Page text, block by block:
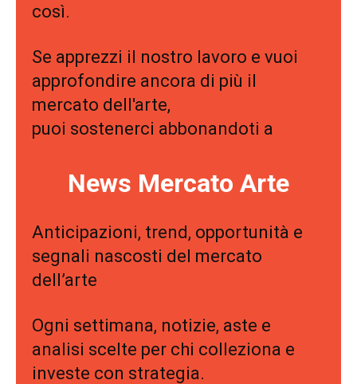
così.
Se apprezzi il nostro lavoro e vuoi
approfondire ancora di più il
mercato dell'arte,
puoi sostenerci abbonandoti a
News Mercato Arte
Anticipazioni, trend, opportunità e
segnali nascosti del mercato
dell’arte
Ogni settimana, notizie, aste e
analisi scelte per chi colleziona e
investe con strategia.